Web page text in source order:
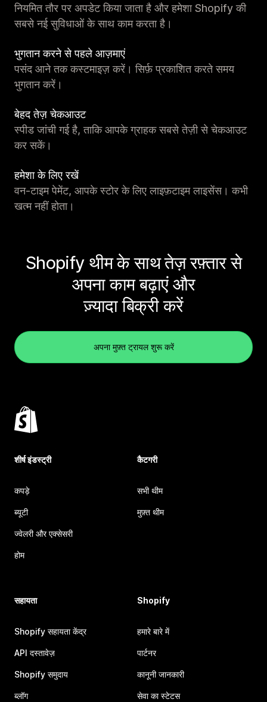
नियमित तौर पर अपडेट किया जाता है और हमेशा Shopify की
सबसे नई सुविधाओं के साथ काम करता है।
भुगतान करने से पहले आज़माएं
पसंद आने तक कस्टमाइज़ करें। सिर्फ़ प्रकाशित करते समय
भुगतान करें।
बेहद तेज़ चेकआउट
स्पीड जांची गई है, ताकि आपके ग्राहक सबसे तेज़ी से चेकआउट
कर सकें।
हमेशा के लिए रखें
वन-टाइम पेमेंट, आपके स्टोर के लिए लाइफ़टाइम लाइसेंस। कभी
खत्म नहीं होता।
Shopify थीम के साथ तेज़ रफ़्तार से
अपना काम बढ़ाएं और
ज़्यादा बिक्री करें
अपना मुफ़्त ट्रायल शुरू करें
शीर्ष इंडस्ट्री
कपड़े
ब्यूटी
ज्वेलरी और एक्सेसरी
होम
कैटगरी
सभी थीम
मुफ़्त थीम
सहायता
Shopify सहायता केंद्र
API दस्तावेज़
Shopify समुदाय
ब्लॉग
Shopify
हमारे बारे में
पार्टनर
कानूनी जानकारी
सेवा का स्टेटस